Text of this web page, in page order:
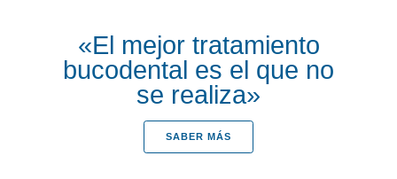
«El mejor tratamiento
bucodental es el que no
se realiza»
SABER MÁS